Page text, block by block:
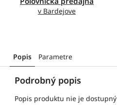
v Bardejove
Popis Parametre
Podrobný popis
Popis produktu nie je dostupný